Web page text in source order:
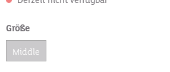
Größe
Middle